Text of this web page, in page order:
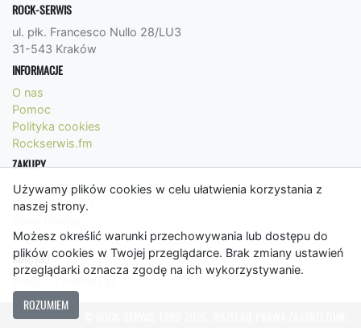
Używamy plików cookies w celu ułatwienia korzystania z
naszej strony.
Możesz określić warunki przechowywania lub dostępu do
plików cookies w Twojej przeglądarce. Brak zmiany ustawień
przeglądarki oznacza zgodę na ich wykorzystywanie.
ROZUMIEM
ROCK-SERWIS
ul. płk. Francesco Nullo 28/LU3
31-543 Kraków
INFORMACJE
O nas
Pomoc
Polityka cookies
Rockserwis.fm
ZAKUPY
Formy płatności
Koszty wysyłki
Regulamin
KONTAKT
bok@rockserwis.pl